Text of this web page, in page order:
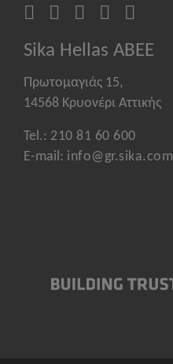
Sika Hellas ABEE
Πρωτομαγιάς 15,
14568 Κρυονέρι Αττικής
Tel.: 210 81 60 600
E-mail: info@gr.sika.com